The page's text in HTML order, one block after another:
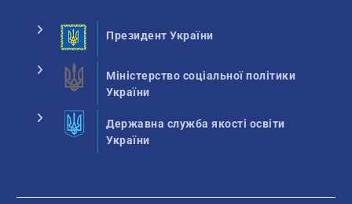
Президент України
Міністерство соціальної політики
України
Державна служба якості освіти
України